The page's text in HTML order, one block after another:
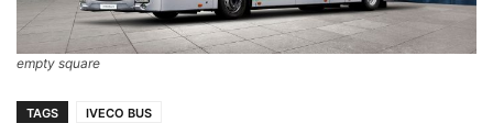
empty square
TAGS
IVECO BUS